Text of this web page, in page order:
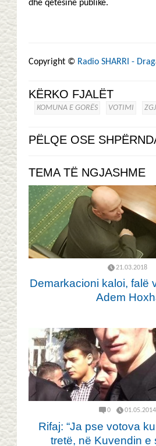
dhe qetësinë publike.
Copyright © Radio SHARRI -
KËRKO FJALËT
KOMUNA E GORËS VOTIMI
PËLQE OSE
TEMA TË NGJASHME
21.03.2018
Demarkacioni kaloi, falë
Adem
0 01.05.2014
Rifaj: “Ja pse votova
tretë, në Kuvendin e